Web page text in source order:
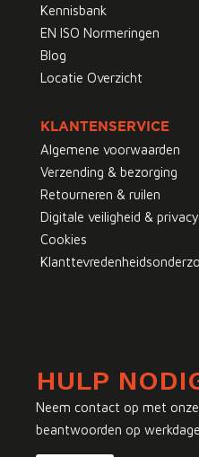
Kennisbank
EN ISO Normeringen
Blog
Locatie Overzicht
KLANTENSERVICE
Algemene voorwaarden
Verzending & bezorging
Retourneren & ruilen
Digitale veiligheid & privacy
Cookies
HULP
Neem contact op met
beantwoorden op